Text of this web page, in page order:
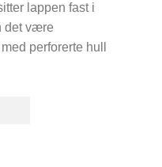
lappen fast i
det være
perforerte hull